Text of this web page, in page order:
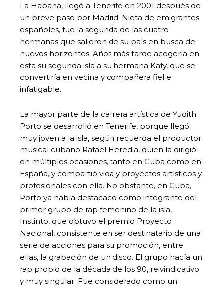
La Habana, llegó a Tenerife en 2001 después de
un breve paso por Madrid. Nieta de emigrantes
españoles, fue la segunda de las cuatro
hermanas que salieron de su país en busca de
nuevos horizontes. Años más tarde acogería en
esta su segunda isla a su hermana Katy, que se
convertiría en vecina y compañera fiel e
infatigable.
La mayor parte de la carrera artística de Yudith
Porto se desarrolló en Tenerife, porque llegó
muy joven a la isla, según recuerda el productor
musical cubano Rafael Heredia, quien la dirigió
en múltiples ocasiones, tanto en Cuba como en
España, y compartió vida y proyectos artísticos y
profesionales con ella. No obstante, en Cuba,
Porto ya había destacado como integrante del
primer grupo de rap femenino de la isla,
Instinto, que obtuvo el premio Proyecto
Nacional, consistente en ser destinatario de una
serie de acciones para su promoción, entre
ellas, la grabación de un disco. El grupo hacía un
rap propio de la década de los 90, reivindicativo
y muy singular. Fue considerado como un